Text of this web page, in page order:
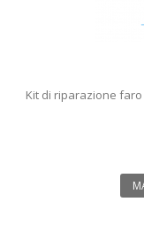
Kit di riparazione